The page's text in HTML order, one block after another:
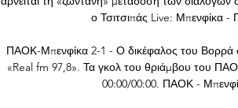
ο Τσιτσιπάς Live:
ΠΑΟΚ-Μπενφίκα 2-1 - Ο δικέφαλος του Βορρά
«Real fm 97,8». Τα γκολ του θριάμβου του
00:00/00:00. ΠΑΟΚ -